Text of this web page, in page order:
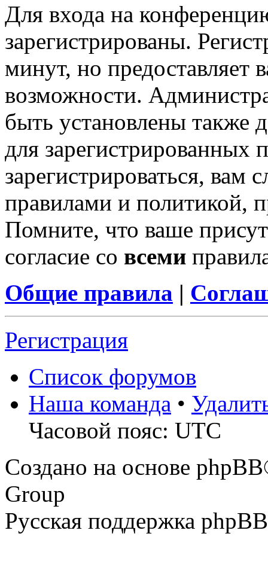
Для входа на
зарегистрированы.
минут, но предоставляет
возможности.
быть установлены также
для зарегистрированных
зарегистрироваться, вам
правилами и политикой,
Помните, что ваше
согласие со всеми
Общие правила |
Регистрация
Список форумов
Наша команда •
Часовой пояс: UTC
Создано на основе
Group
Русская поддержка phpBB